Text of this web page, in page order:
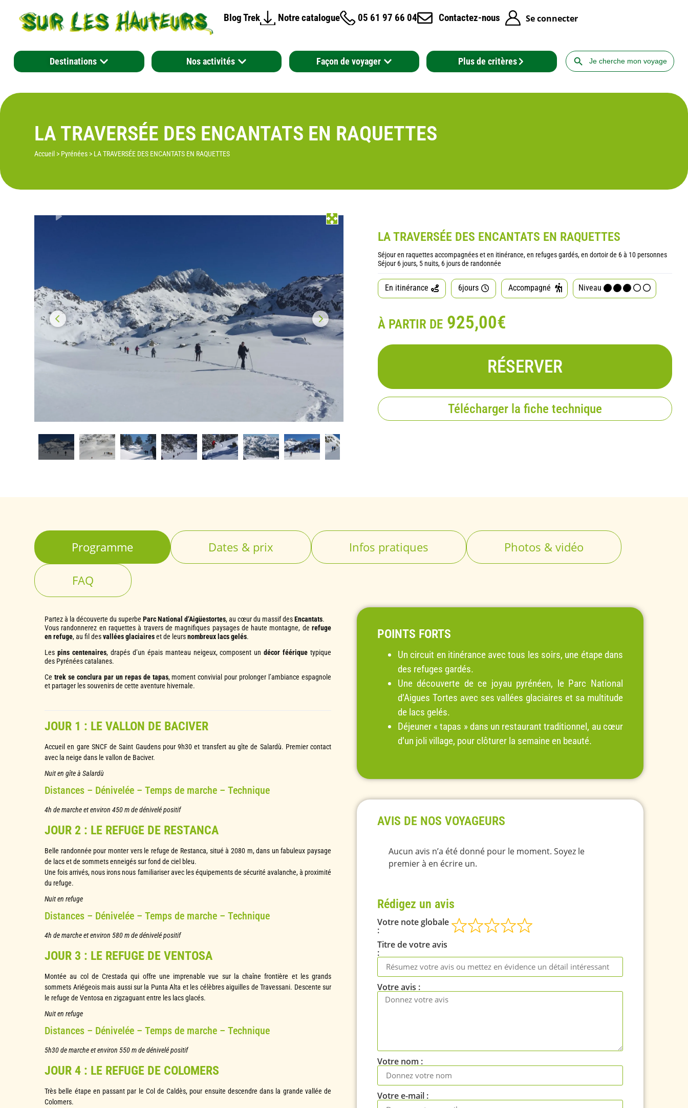
Blog Trek Notre catalogue 05 61 97 66 04 Contactez-nous Se connecter
Destinations Nos activités Façon de voyager Plus de critères
Search
for:
Search Button
LA TRAVERSÉE DES ENCANTATS EN RAQUETTES
Accueil > Pyrénées > LA TRAVERSÉE DES ENCANTATS EN RAQUETTES
LA TRAVERSÉE DES ENCANTATS EN RAQUETTES
Séjour en raquettes accompagnées et en itinérance, en refuges gardés, en dortoir de 6 à 10 personnes
Séjour 6 jours, 5 nuits, 6 jours de randonnée
En itinérance 6jours Accompagné Niveau
À PARTIR DE 925,00€
RÉSERVER
Télécharger la fiche technique
Programme Dates & prix Infos pratiques Photos & vidéo
FAQ
Partez à la découverte du superbeParc National d’Aigüestortes, au cœur du massif desEncantats.
Vous randonnerez en raquettes à travers de magnifiques paysages de haute montagne, de refuge
en refuge, au fil desvallées glaciaireset de leursnombreux lacs gelés.
Lespins centenaires, drapés d’un épais manteau neigeux, composent undécor féérique typique
des Pyrénées catalanes.
Cetrek se conclura par un repas de tapas, moment convivial pour prolonger l’ambiance espagnole
et partager les souvenirs de cette aventure hivernale.
JOUR 1 : LE VALLON DE BACIVER
Accueil en gare SNCF de Saint Gaudens pour 9h30 et transfert au gîte de Salardù. Premier contact
avec la neige dans le vallon de Baciver.
Nuit en gîte à Salardù
Distances – Dénivelée – Temps de marche – Technique
4h de marche et environ 450 m de dénivelé positif
JOUR 2 : LE REFUGE DE RESTANCA
Belle randonnée pour monter vers le refuge de Restanca, situé à 2080 m, dans un fabuleux paysage
de lacs et de sommets enneigés sur fond de ciel bleu.
Une fois arrivés, nous irons nous familiariser avec les équipements de sécurité avalanche, à proximité
du refuge.
Nuit en refuge
Distances – Dénivelée – Temps de marche – Technique
4h de marche et environ 580 m de dénivelé positif
JOUR 3 : LE REFUGE DE VENTOSA
Montée au col de Crestada qui offre une imprenable vue sur la chaîne frontière et les grands
sommets Ariégeois mais aussi sur la Punta Alta et les célèbres aiguilles de Travessani. Descente sur
le refuge de Ventosa en zigzaguant entre les lacs glacés.
Nuit en refuge
Distances – Dénivelée – Temps de marche – Technique
5h30 de marche et environ 550 m de dénivelé positif
JOUR 4 : LE REFUGE DE COLOMERS
Très belle étape en passant par le Col de Caldès, pour ensuite descendre dans la grande vallée de
Colomers.
POINTS FORTS
Un circuit en itinérance avec tous les soirs, une étape dans
des refuges gardés.
Une découverte de ce joyau pyrénéen, le Parc National
d’Aigues Tortes avec ses vallées glaciaires et sa multitude
de lacs gelés.
Déjeuner « tapas » dans un restaurant traditionnel, au cœur
d’un joli village, pour clôturer la semaine en beauté.
AVIS DE NOS VOYAGEURS
Aucun avis n’a été donné pour le moment. Soyez le
premier à en écrire un.
Rédigez un avis
Votre note globale
Titre de votre avis
Votre avis
Votre nom
Votre e-mail